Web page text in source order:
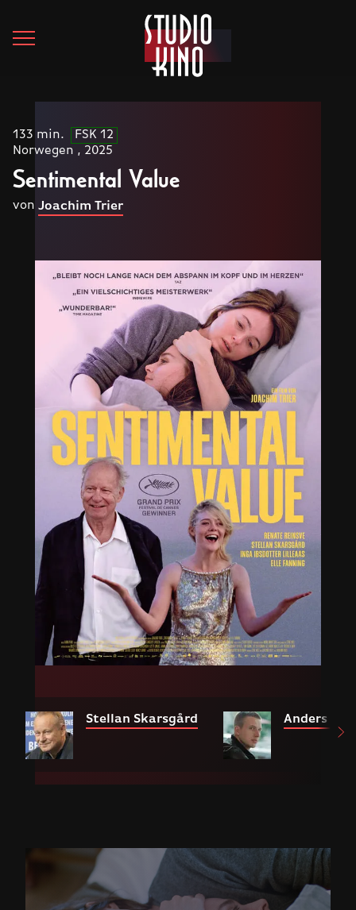
133 min.
FSK 12
Norwegen , 2025
Sentimental Value
von Joachim Trier
Stellan Skarsgård Anders